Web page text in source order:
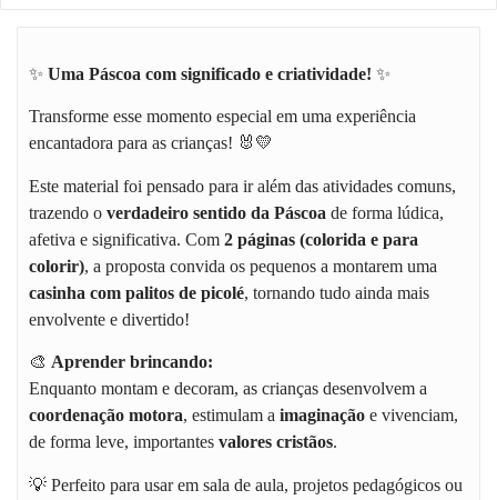
✨ Uma Páscoa com significado e criatividade! ✨
Transforme esse momento especial em uma experiência
encantadora para as crianças! 🐰💛
Este material foi pensado para ir além das atividades comuns,
trazendo o verdadeiro sentido da Páscoa de forma lúdica,
afetiva e significativa. Com 2 páginas (colorida e para
colorir), a proposta convida os pequenos a montarem uma
casinha com palitos de picolé, tornando tudo ainda mais
envolvente e divertido!
🎨 Aprender brincando:
Enquanto montam e decoram, as crianças desenvolvem a
coordenação motora, estimulam a imaginação e vivenciam,
de forma leve, importantes valores cristãos.
💡 Perfeito para usar em sala de aula, projetos pedagógicos ou